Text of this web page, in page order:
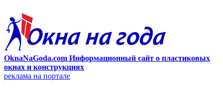
OknaNaGoda.com Информационный сайт о пластиковых
окнах и конструкциях
реклама на портале